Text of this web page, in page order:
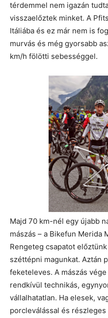
térdemmel nem igazán
visszaelőztek minket. A
Itáliába és ez már nem is
murvás és még gyorsabb
km/h fölötti sebességgel.
Majd 70 km-nél egy újabb
mászás – a Bikefun Merida
Rengeteg csapatot
széttépni magunkat. Aztán
feketeleves. A mászás
rendkívül technikás,
vállalhatatlan. Ha elesek,
porcleválással és